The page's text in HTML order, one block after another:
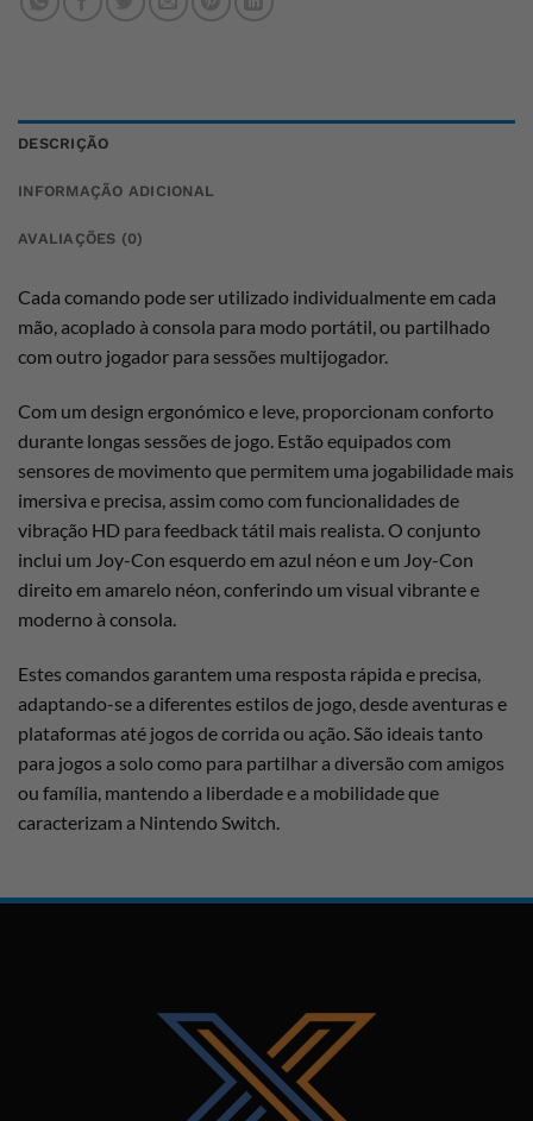
DESCRIÇÃO
INFORMAÇÃO ADICIONAL
AVALIAÇÕES (0)
Cada comando pode ser utilizado individualmente em cada
mão, acoplado à consola para modo portátil, ou partilhado
com outro jogador para sessões multijogador.
Com um design ergonómico e leve, proporcionam conforto
durante longas sessões de jogo. Estão equipados com
sensores de movimento que permitem uma jogabilidade mais
imersiva e precisa, assim como com funcionalidades de
vibração HD para feedback tátil mais realista. O conjunto
inclui um Joy-Con esquerdo em azul néon e um Joy-Con
direito em amarelo néon, conferindo um visual vibrante e
moderno à consola.
Estes comandos garantem uma resposta rápida e precisa,
adaptando-se a diferentes estilos de jogo, desde aventuras e
plataformas até jogos de corrida ou ação. São ideais tanto
para jogos a solo como para partilhar a diversão com amigos
ou família, mantendo a liberdade e a mobilidade que
caracterizam a Nintendo Switch.